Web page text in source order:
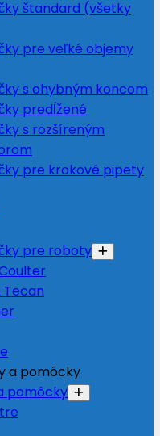
štandard (všetky
pre veľké objemy
s ohybným koncom
predĺžené
s rozšíreným
pre krokové pipety
pre roboty
Tecan
pomôcky